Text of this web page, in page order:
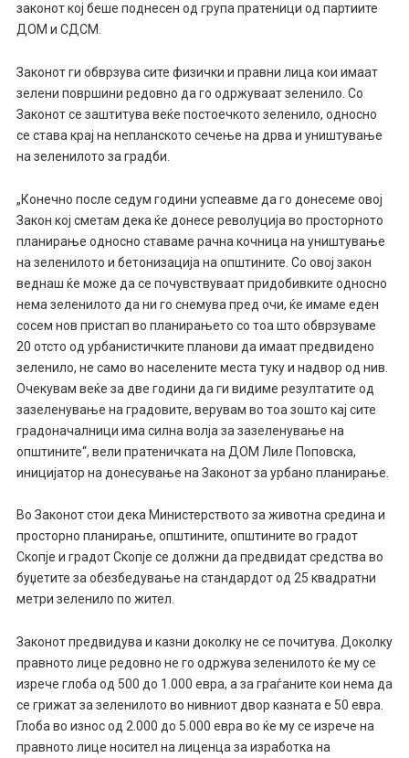
законот кој беше поднесен од група пратеници од партиите
ДОМ и СДСМ.
Законот ги обврзува сите физички и правни лица кои имаат
зелени површини редовно да го одржуваат зеленило. Со
Законот се заштитува веќе постоечкото зеленило, односно
се става крај на непланското сечење на дрва и уништување
на зеленилото за градби.
„Конечно после седум години успеавме да го донесеме овој
Закон кој сметам дека ќе донесе револуција во просторното
планирање односно ставаме рачна кочница на уништување
на зеленилото и бетонизација на општините. Со овој закон
веднаш ќе може да се почувствуваат придобивките односно
нема зеленилото да ни го снемува пред очи, ќе имаме еден
сосем нов пристап во планирањето со тоа што обврзуваме
20 отсто од урбанистичките планови да имаат предвидено
зеленило, не само во населените места туку и надвор од нив.
Очекувам веќе за две години да ги видиме резултатите од
зазеленување на градовите, верувам во тоа зошто кај сите
градоначалници има силна волја за зазеленување на
општините“, вели пратеничката на ДОМ Лиле Поповска,
иницијатор на донесување на Законот за урбано планирање.
Во Законот стои дека Министерството за животна средина и
просторно планирање, општините, општините во градот
Скопје и градот Скопје се должни да предвидат средства во
буџетите за обезбедување на стандардот од 25 квадратни
метри зеленило по жител.
Законот предвидува и казни доколку не се почитува. Доколку
правното лице редовно не го одржува зеленилото ќе му се
изрече глоба од 500 до 1.000 евра, а за граѓаните кои нема да
се грижат за зеленилото во нивниот двор казната е 50 евра.
Глоба во износ од 2.000 до 5.000 евра во ќе му се изрече на
правното лице носител на лиценца за изработка на